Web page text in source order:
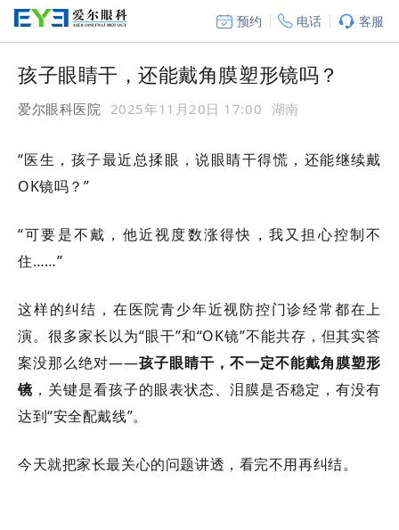
预约 电话 客服
孩子眼睛干，还能戴角膜塑形镜吗？
爱尔眼科医院 2025年11月20日 17:00 湖南
“医生，孩子最近总揉眼，说眼睛干得慌，还能继续戴
OK镜吗？”
“可要是不戴，他近视度数涨得快，我又担心控制不
住……”
这样的纠结，在医院青少年近视防控门诊经常都在上
演。很多家长以为“眼干”和“OK镜”不能共存，但其实答
案没那么绝对——孩子眼睛干，不一定不能戴角膜塑形
镜 ，关键是看孩子的眼表状态、泪膜是否稳定，有没有
达到“安全配戴线”。
今天就把家长最关心的问题讲透，看完不用再纠结。